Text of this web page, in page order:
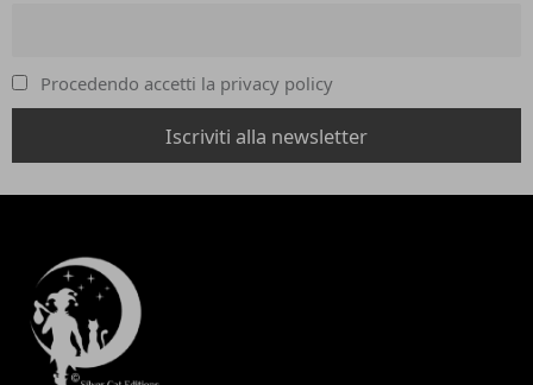
Procedendo accetti la privacy policy